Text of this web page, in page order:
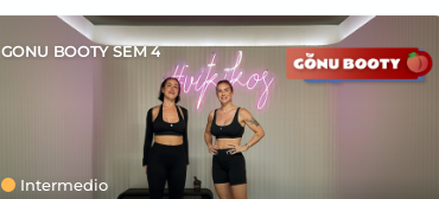
GONU BOOTY SEM 4
Intermedio